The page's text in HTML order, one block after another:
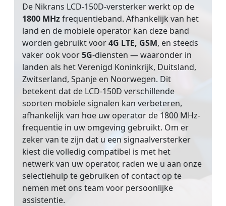
De Nikrans LCD-150D-versterker werkt op de
1800 MHzfrequentieband. Afhankelijk van het
land en de mobiele operator kan deze band
worden gebruikt voor4G LTE, GSM, en steeds
vaker ook voor5G-diensten — waaronder in
landen als het Verenigd Koninkrijk, Duitsland,
Zwitserland, Spanje en Noorwegen. Dit
betekent dat de LCD-150D verschillende
soorten mobiele signalen kan verbeteren,
afhankelijk van hoe uw operator de 1800 MHz-
frequentie in uw omgeving gebruikt. Om er
zeker van te zijn dat u een signaalversterker
kiest die volledig compatibel is met het
netwerk van uw operator, raden we u aan onze
selectiehulp te gebruiken of contact op te
nemen met ons team voor persoonlijke
assistentie.